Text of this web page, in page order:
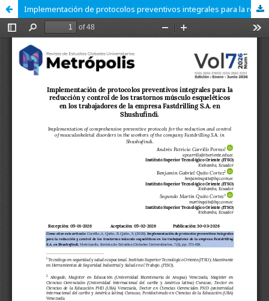
Implementación de protocolos preventivos integrales para la reducción y control de los trastornos músculo esqueléticos en los trabajadores de la empresa Fastdrilling S.A. en Shushufindi.